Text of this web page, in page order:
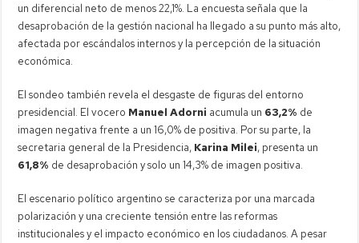
un diferencial neto de menos 22,1%. La encuesta señala que la
desaprobación de la gestión nacional ha llegado a su punto más alto,
afectada por escándalos internos y la percepción de la situación
económica.
El sondeo también revela el desgaste de figuras del entorno
presidencial. El vocero Manuel Adorni acumula un 63,2% de
imagen negativa frente a un 16,0% de positiva. Por su parte, la
secretaria general de la Presidencia, Karina Milei, presenta un
61,8% de desaprobación y solo un 14,3% de imagen positiva.
El escenario político argentino se caracteriza por una marcada
polarización y una creciente tensión entre las reformas
institucionales y el impacto económico en los ciudadanos. A pesar